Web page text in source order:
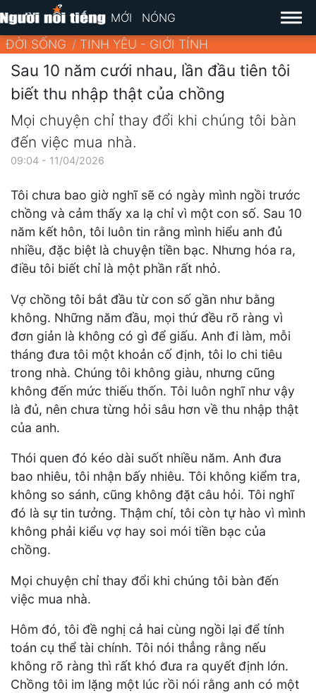
MỚI NÓNG
ĐỜI SỐNG TINH YÊU - GIỚI TÍNH
Sau 10 năm cưới nhau, lần đầu tiên tôi
biết thu nhập thật của chồng
Mọi chuyện chỉ thay đổi khi chúng tôi bàn
đến việc mua nhà.
09:04 - 11/04/2026
Tôi chưa bao giờ nghĩ sẽ có ngày mình ngồi trước
chồng và cảm thấy xa lạ chỉ vì một con số. Sau 10
năm kết hôn, tôi luôn tin rằng mình hiểu anh đủ
nhiều, đặc biệt là chuyện tiền bạc. Nhưng hóa ra,
điều tôi biết chỉ là một phần rất nhỏ.
Vợ chồng tôi bắt đầu từ con số gần như bằng
không. Những năm đầu, mọi thứ đều rõ ràng vì
đơn giản là không có gì để giấu. Anh đi làm, mỗi
tháng đưa tôi một khoản cố định, tôi lo chi tiêu
trong nhà. Chúng tôi không giàu, nhưng cũng
không đến mức thiếu thốn. Tôi luôn nghĩ như vậy
là đủ, nên chưa từng hỏi sâu hơn về thu nhập thật
của anh.
Thói quen đó kéo dài suốt nhiều năm. Anh đưa
bao nhiêu, tôi nhận bấy nhiêu. Tôi không kiểm tra,
không so sánh, cũng không đặt câu hỏi. Tôi nghĩ
đó là sự tin tưởng. Thậm chí, tôi còn tự hào vì mình
không phải kiểu vợ hay soi mói tiền bạc của
chồng.
Mọi chuyện chỉ thay đổi khi chúng tôi bàn đến
việc mua nhà.
Hôm đó, tôi đề nghị cả hai cùng ngồi lại để tính
toán cụ thể tài chính. Tôi nói thẳng rằng nếu
không rõ ràng thì rất khó đưa ra quyết định lớn.
Chồng tôi im lặng một lúc rồi nói rằng anh có một